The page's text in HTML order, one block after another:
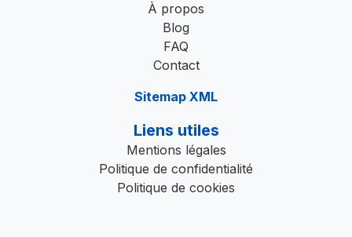
À propos
Blog
FAQ
Contact
Sitemap XML
Liens utiles
Mentions légales
Politique de confidentialité
Politique de cookies